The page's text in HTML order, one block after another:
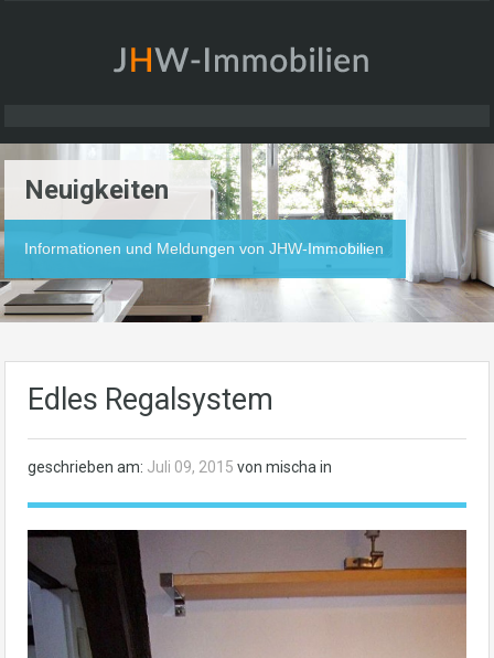
Neuigkeiten
Informationen und Meldungen von JHW-Immobilien
Edles Regalsystem
geschrieben am: Juli 09, 2015 von mischa in